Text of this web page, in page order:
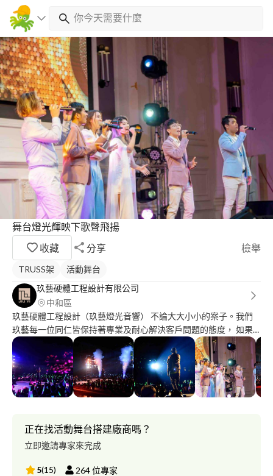
舞台燈光輝映下歌聲飛揚
收藏
分享 檢舉
TRUSS架
活動舞台
玖藝硬體工程設計有限公司
中和區
玖藝硬體工程設計（玖藝燈光音響） 不論大大小小的案子。我們
玖藝每一位同仁皆保持著專業及耐心解決客戶問題的態度， 如果
您正在規劃要舉辦成發或是表演，有尋找燈光音響硬體廠商的需
求， 無論是燈光音響、舞台TRUSS結構、視訊工程、電力工程、
大圖設計及輸出…等，我們都可以協助一併完成，
正在找活動舞台搭建廠商嗎？
立即邀請專家來完成
5(15) 264位專家